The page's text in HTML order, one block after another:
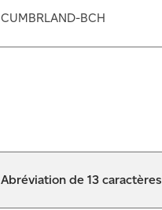
CUMBRLAND-BCH
Abréviation de 13 caractères